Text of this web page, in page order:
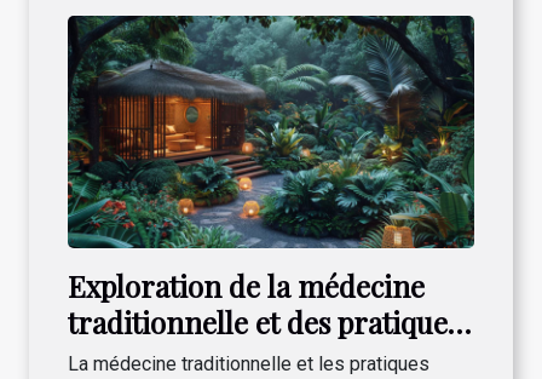
Exploration de la médecine
traditionnelle et des pratiques
holistiques modernes
La médecine traditionnelle et les pratiques